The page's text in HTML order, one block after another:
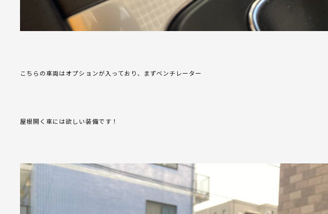
こちらの車両はオプションが入っており、まずベンチレーター
屋根開く車には欲しい装備です！